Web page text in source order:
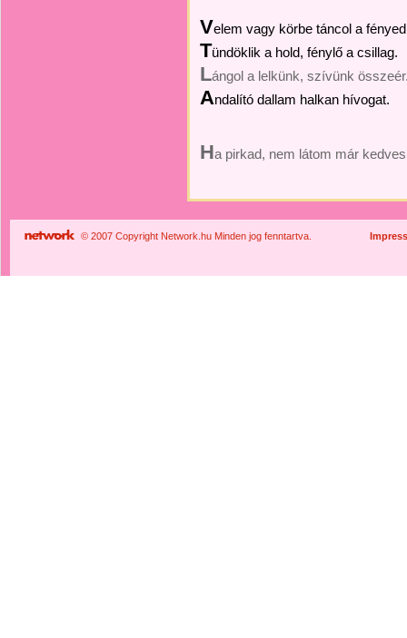
Velem vagy körbe táncol a
Tündöklik a hold, fénylő a csillag.
Lángol a lelkünk, szívünk
Andalító dallam halkan hívogat.
Ha pirkad, nem látom már
© 2007 Copyright Network.hu Minden jog fenntartva.